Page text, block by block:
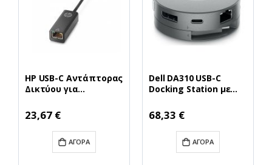
HP USB-C Αντάπτορας
Δικτύου για
Ethernet (4Z534AA)
(HP4Z534AA)
Ειδική
Τιμή
23,67 €
ΑΓΟΡΆ
Dell DA310 USB-C
Docking Station με
PD Ethernet και
συνδεση 3 Οθονών
Ασημί (DA310)
(DELDA310)
Ειδική
Τιμή
68,33 €
ΑΓΟΡΆ